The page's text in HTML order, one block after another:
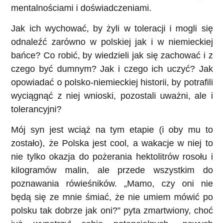
mentalnościami i doświadczeniami.
Jak ich wychować, by żyli w toleracji i mogli się
odnaleźć zarówno w polskiej jak i w niemieckiej
bańce? Co robić, by wiedzieli jak się zachować i z
czego być dumnym? Jak i czego ich uczyć? Jak
opowiadać o polsko-niemieckiej historii, by potrafili
wyciągnąć z niej wnioski, pozostali uważni, ale i
tolerancyjni?
Mój syn jest wciąż na tym etapie (i oby mu to
zostało), że Polska jest cool, a wakacje w niej to
nie tylko okazja do pożerania hektolitrów rosołu i
kilogramów malin, ale przede wszystkim do
poznawania rówieśników. „Mamo, czy oni nie
będą się ze mnie śmiać, że nie umiem mówić po
polsku tak dobrze jak oni?” pyta zmartwiony, choć